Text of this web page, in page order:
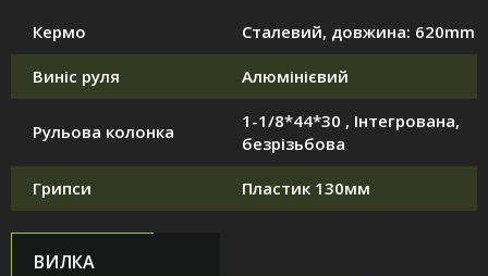
Кермо Сталевий, довжина: 620mm
Виніс руля Алюмінієвий
Рульова колонка
1-1/8*44*30 , Інтегрована,
безрізьбова
Грипси Пластик 130мм
ВИЛКА